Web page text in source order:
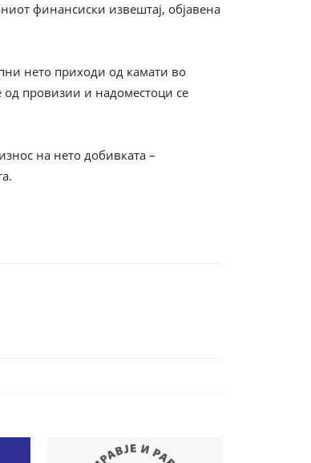
финансиски извештај, објавена
нето приходи од камати во
провизии и надоместоци се
на нето добивката –